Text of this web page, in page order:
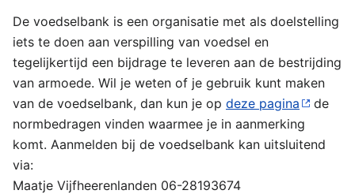
De voedselbank is een organisatie met als doelstelling
iets te doen aan verspilling van voedsel en
tegelijkertijd een bijdrage te leveren aan de bestrijding
van armoede. Wil je weten of je gebruik kunt maken
van de voedselbank, dan kun je op deze pagina
de
normbedragen vinden waarmee je in aanmerking
komt. Aanmelden bij de voedselbank kan uitsluitend
via:
Maatje Vijfheerenlanden 06-28193674